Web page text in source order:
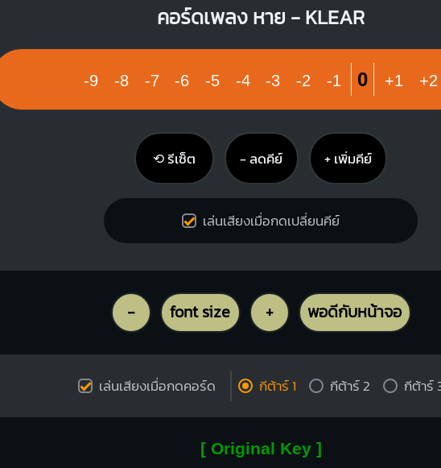
คอร์ดเพลง หาย - KLEAR
-9 -8 -7 -6 -5 -4 -3 -2 -1 0 +1 +2
⟲ รีเซ็ต − ลดคีย์ + เพิ่มคีย์
เล่นเสียงเมื่อกดเปลี่ยนคีย์
- font size + พอดีกับหน้าจอ
เล่นเสียงเมื่อกดคอร์ด กีต้าร์ 1 กีต้าร์ 2 กีต้าร์
[ Original Key ]